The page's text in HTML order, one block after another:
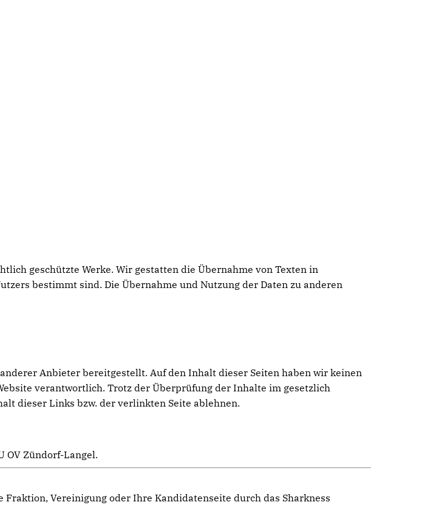
geschützte Werke. Wir gestatten die Übernahme von Texten in
bestimmt sind. Die Übernahme und Nutzung der Daten zu anderen
Anbieter bereitgestellt. Auf den Inhalt dieser Seiten haben wir keinen
verantwortlich. Trotz der Überprüfung der Inhalte im gesetzlich
dieser Links bzw. der verlinkten Seite ablehnen.
OV Zündorf-Langel.
Vereinigung oder Ihre Kandidatenseite durch das Sharkness